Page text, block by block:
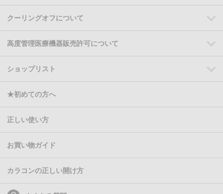
クーリングオフについて
高度管理医療機器販売許可について
ショップリスト
★初めての方へ
正しい使い方
お買い物ガイド
カラコンの正しい開け方